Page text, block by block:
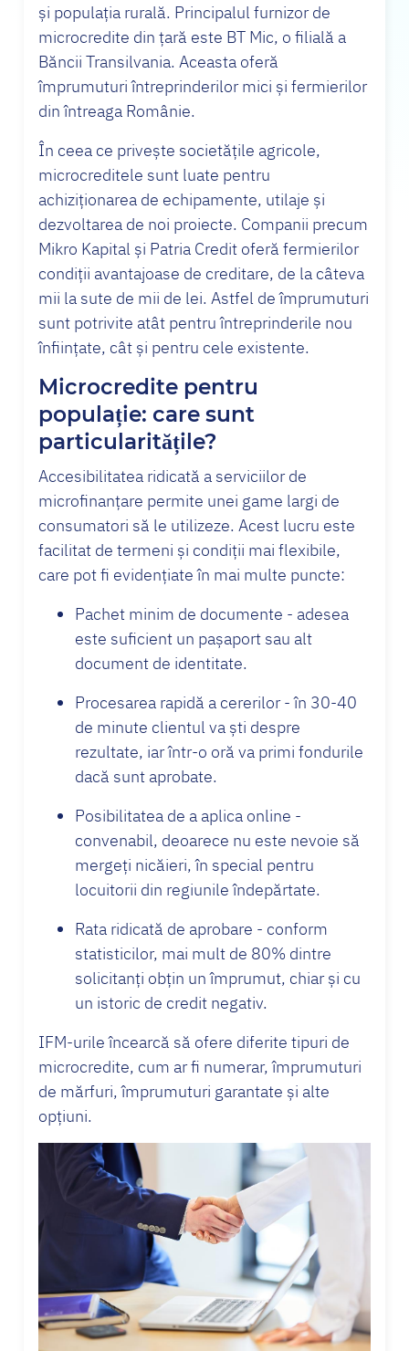
și populația rurală. Principalul furnizor de
microcredite din țară este BT Mic, o filială a
Băncii Transilvania. Aceasta oferă
împrumuturi întreprinderilor mici și fermierilor
din întreaga Românie.
În ceea ce privește societățile agricole,
microcreditele sunt luate pentru
achiziționarea de echipamente, utilaje și
dezvoltarea de noi proiecte. Companii precum
Mikro Kapital și Patria Credit oferă fermierilor
condiții avantajoase de creditare, de la câteva
mii la sute de mii de lei. Astfel de împrumuturi
sunt potrivite atât pentru întreprinderile nou
înființate, cât și pentru cele existente.
Microcredite pentru
populație: care sunt
particularitățile?
Accesibilitatea ridicată a serviciilor de
microfinanțare permite unei game largi de
consumatori să le utilizeze. Acest lucru este
facilitat de termeni și condiții mai flexibile,
care pot fi evidențiate în mai multe puncte:
Pachet minim de documente - adesea
este suficient un pașaport sau alt
document de identitate.
Procesarea rapidă a cererilor - în 30-40
de minute clientul va ști despre
rezultate, iar într-o oră va primi fondurile
dacă sunt aprobate.
Posibilitatea de a aplica online -
convenabil, deoarece nu este nevoie să
mergeți nicăieri, în special pentru
locuitorii din regiunile îndepărtate.
Rata ridicată de aprobare - conform
statisticilor, mai mult de 80% dintre
solicitanți obțin un împrumut, chiar și cu
un istoric de credit negativ.
IFM-urile încearcă să ofere diferite tipuri de
microcredite, cum ar fi numerar, împrumuturi
de mărfuri, împrumuturi garantate și alte
opțiuni.